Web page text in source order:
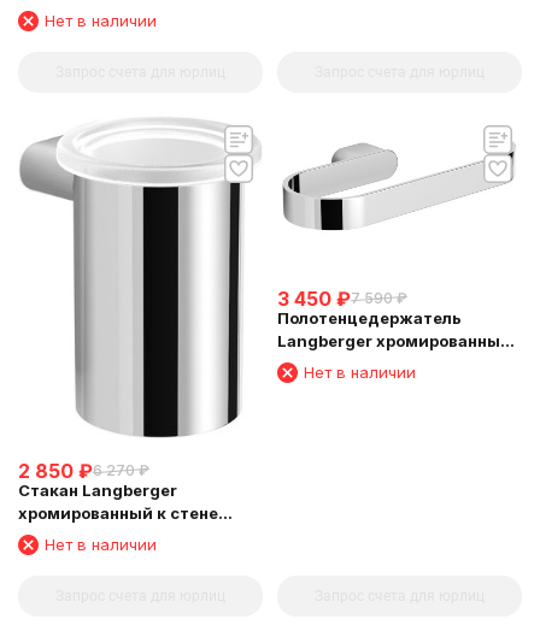
круглый 24019A
Нет в наличии
2 850 ₽6 270 ₽
Стакан Langberger
хромированный к стене
круглый 24011B
Нет в наличии
3 450 ₽7 590 ₽
Полотенцедержатель
Langberger хромированный
Нет в наличии